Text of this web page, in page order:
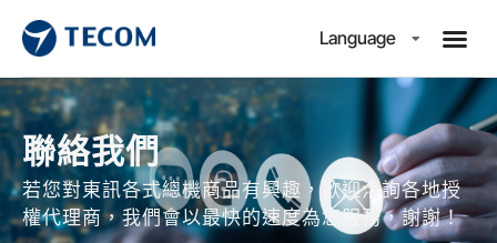
Language
聯絡我們
若您對東訊各式總機商品有興趣，歡迎洽詢各地授
權代理商，我們會以最快的速度為您服務，謝謝！